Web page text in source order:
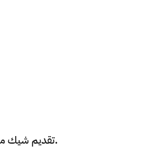
تقديم شيك مصدق بقيمة 1000 ريال.